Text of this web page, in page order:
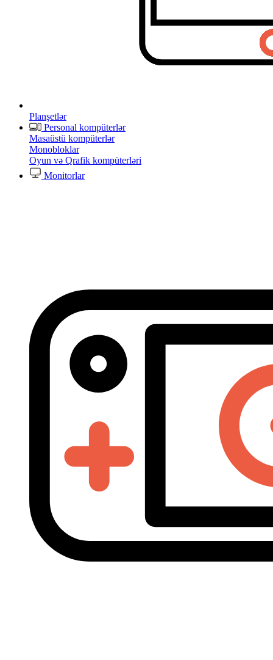
Planşetlər
Personal kompüterlər
Masaüstü kompüterlər
Monobloklar
Oyun və Qrafik kompüterləri
Monitorlar